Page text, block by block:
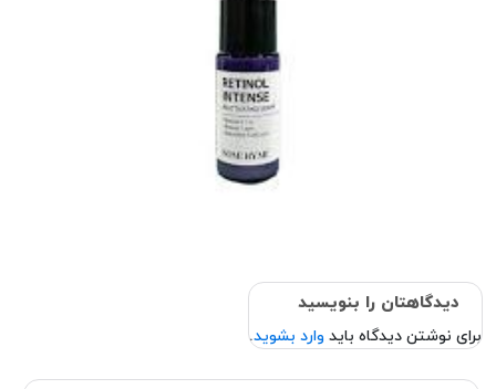
دیدگاهتان را بنویسید
برای نوشتن دیدگاه باید وارد بشوید.